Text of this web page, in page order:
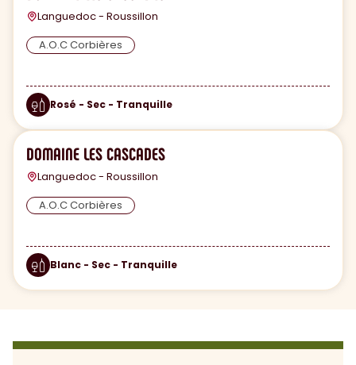
Languedoc - Roussillon
A.O.C Corbières
Rosé - Sec - Tranquille
DOMAINE LES CASCADES
Languedoc - Roussillon
A.O.C Corbières
Blanc - Sec - Tranquille